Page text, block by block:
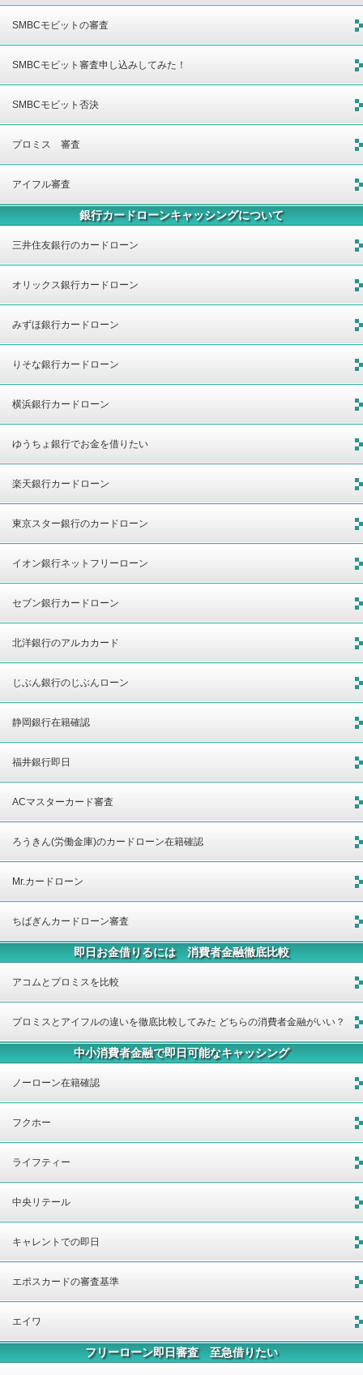
SMBCモビットの審査
SMBCモビット審査申し込みしてみた！
SMBCモビット否決
プロミス 審査
アイフル審査
銀行カードローンキャッシングについて
三井住友銀行のカードローン
オリックス銀行カードローン
みずほ銀行カードローン
りそな銀行カードローン
横浜銀行カードローン
ゆうちょ銀行でお金を借りたい
楽天銀行カードローン
東京スター銀行のカードローン
イオン銀行ネットフリーローン
セブン銀行カードローン
北洋銀行のアルカカード
じぶん銀行のじぶんローン
静岡銀行在籍確認
福井銀行即日
ACマスターカード審査
ろうきん(労働金庫)のカードローン在籍確認
Mr.カードローン
ちばぎんカードローン審査
即日お金借りるには 消費者金融徹底比較
アコムとプロミスを比較
プロミスとアイフルの違いを徹底比較してみた どちらの消費者金融がいい？
中小消費者金融で即日可能なキャッシング
ノーローン在籍確認
フクホー
ライフティー
中央リテール
キャレントでの即日
エポスカードの審査基準
エイワ
フリーローン即日審査 至急借りたい